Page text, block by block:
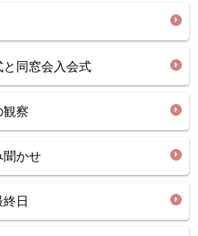
同窓会入会式
察
かせ
日